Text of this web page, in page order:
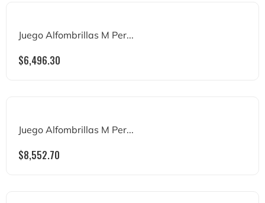
Juego Alfombrillas M Per...
$6,496.30
Juego Alfombrillas M Per...
$8,552.70